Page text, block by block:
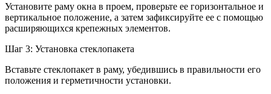
Установите раму окна в проем, проверьте ее горизонтальное и
вертикальное положение, а затем зафиксируйте ее с помощью
расширяющихся крепежных элементов.
Шаг 3: Установка стеклопакета
Вставьте стеклопакет в раму, убедившись в правильности его
положения и герметичности установки.